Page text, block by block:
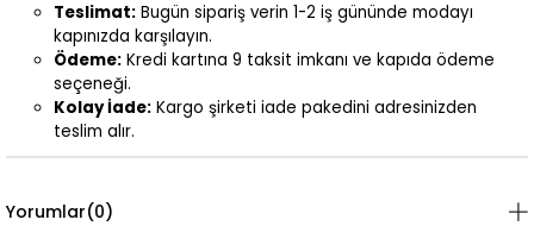
Teslimat: Bugün sipariş verin 1-2 iş gününde modayı
kapınızda karşılayın.
Ödeme: Kredi kartına 9 taksit imkanı ve kapıda ödeme
seçeneği.
Kolay İade: Kargo şirketi iade pakedini adresinizden
teslim alır.
Yorumlar(0)